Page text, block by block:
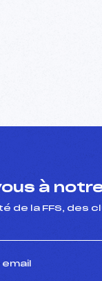
à
de la FFS, des